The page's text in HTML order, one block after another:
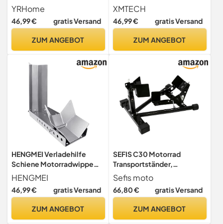
Motorradständer
Vorderradklemme,
Verstärkter Stand, Mit 3
Sicherheitsfaktor (1 Stück)
YRHome
46,99 € gratis Versand
ZUM ANGEBOT
Motorradständer
Vorderradklemme
Transportständer Radwippe
XMTECH
46,99 € gratis Versand
ZUM ANGEBOT
HENGMEI Verladehilfe
Schiene Motorradwippe
Motorradständer
Vorderradklemme
Radwippe für 60-145cm
HENGMEI
46,99 € gratis Versand
ZUM ANGEBOT
SEFIS C30 Motorrad
Transportständer,
Vorderrad-Ständer für 16-
21 Zoll Reifen, Breite 100-
130mm, Schwarz,
Sefis moto
66,80 € gratis Versand
ZUM ANGEBOT